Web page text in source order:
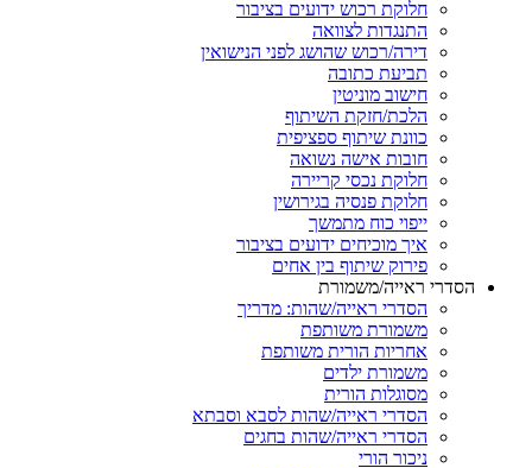
חלוקת רכוש ידועים בציבור
התנגדות לצוואה
דירה/רכוש שהושג לפני הנישואין
תביעת כתובה
חישוב מוניטין
הלכת/חזקת השיתוף
כוונת שיתוף ספציפית
חובות אישה נשואה
חלוקת נכסי קריירה
חלוקת פנסיה בגירושין
ייפוי כוח מתמשך
איך מוכיחים ידועים בציבור
פירוק שיתוף בין אחים
ראייה/משמורת
הסדרי ראייה/שהות: מדריך
משמורת משותפת
אחריות הורית משותפת
משמורת ילדים
מסוגלות הורית
הסדרי ראייה/שהות לסבא וסבתא
הסדרי ראייה/שהות בחגים
ניכור הורי